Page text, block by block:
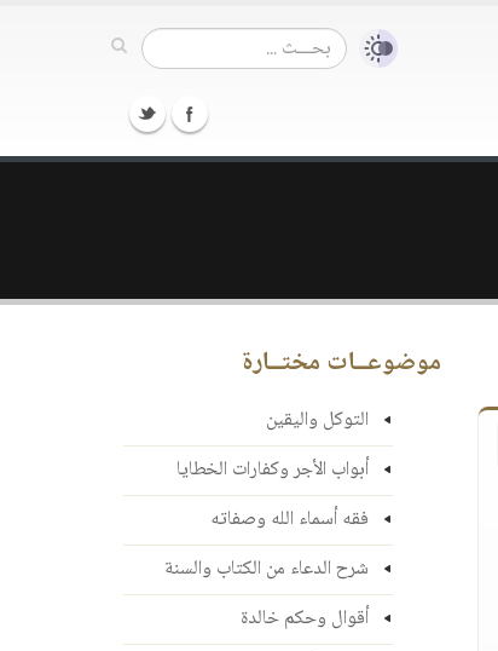
موضوعــات مختــارة
التوكل واليقين
أبواب الأجر وكفارات الخطايا
فقه أسماء الله وصفاته
شرح الدعاء من الكتاب والسنة
أقوال وحكم خالدة